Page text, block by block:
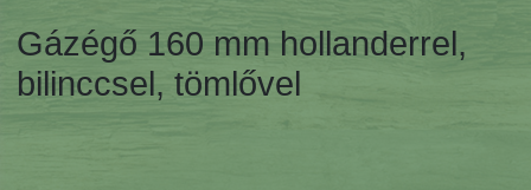
Gázégő 160 mm hollanderrel,
bilinccsel, tömlővel